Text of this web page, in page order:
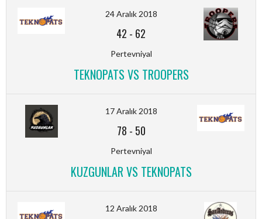
24 Aralık 2018
42 - 62
Pertevniyal
TEKNOPATS VS TROOPERS
17 Aralık 2018
78 - 50
Pertevniyal
KUZGUNLAR VS TEKNOPATS
12 Aralık 2018